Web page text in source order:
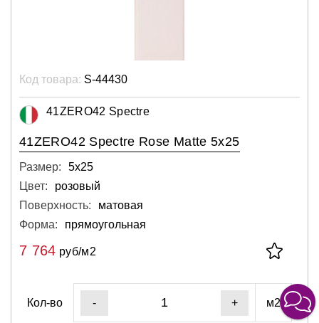
Код товара: S-44430
41ZERO42 Spectre
41ZERO42 Spectre Rose Matte 5x25
Размер:
5х25
Цвет:
розовый
Поверхность:
матовая
Форма:
прямоугольная
7 764 руб/м2
Кол-во - + м2